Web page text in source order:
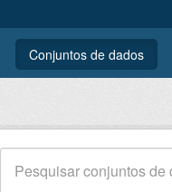
Conjuntos de dados